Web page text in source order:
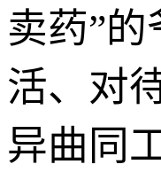
卖药”
活、对
异曲同